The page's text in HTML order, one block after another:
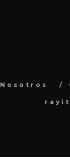
Nosotros